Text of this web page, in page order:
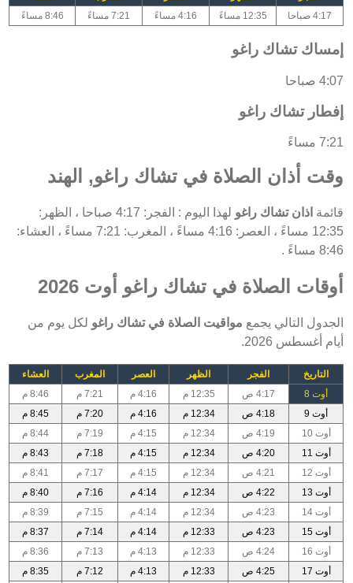
4:17 صباحا
12:35 مساءً 4:16 مساءً 7:21 مساءً 8:46 مساءً
إمساك تشاك راغو
4:07 صباحا
إفطار تشاك راغو
7:21 مساءً
وقت أذان الصلاة في تشاك راغو, الهند
قائمة اذان تشاك راغو
لهذا اليوم : الفجر: 4:17 صباحا ، الظهر:
12:35 مساءً ، العصر: 4:16 مساءً ، المغرب: 7:21 مساءً ، العشاء:
8:46 مساءً .
أوقات الصلاة في تشاك راغو أوت 2026
الجدول التالي يجمع مواقيت الصلاة في تشاك راغو لكل يوم من
أيام أغسطس 2026.
التاريخ الفجر الظهر العصر المغرب
العشاء
أوت 8
4:17 ص 12:35 م 4:16 م 7:21 م
8:46 م
أوت 9
4:18 ص 12:34 م 4:16 م 7:20 م
8:45 م
أوت 10
4:19 ص 12:34 م 4:15 م 7:19 م
8:44 م
أوت 11
4:20 ص 12:34 م 4:15 م 7:18 م
8:43 م
أوت 12
4:21 ص 12:34 م 4:15 م 7:17 م
8:41 م
أوت 13
4:22 ص 12:34 م 4:14 م 7:16 م
8:40 م
أوت 14
4:23 ص 12:34 م 4:14 م 7:15 م
8:39 م
أوت 15
4:23 ص 12:33 م 4:14 م 7:14 م
8:37 م
أوت 16
4:24 ص 12:33 م 4:13 م 7:13 م
8:36 م
أوت 17
4:25 ص 12:33 م 4:13 م 7:12 م
8:35 م